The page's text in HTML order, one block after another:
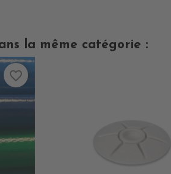
la même catégorie :
favorite_border